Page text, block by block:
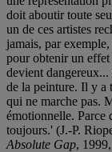
doit aboutir toute
un de ces artistes
jamais, par
pour obtenir un
devient
de la peinture. Il y a
qui ne marche pas.
émotionnelle. Parce
toujours.' (J.-P.
Absolute Gap,